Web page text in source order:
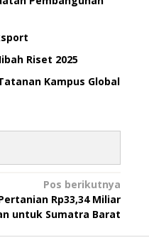
Riset 2025
Kampus Global
Pos berikutnya
Rp33,34 Miliar
untuk Sumatra Barat